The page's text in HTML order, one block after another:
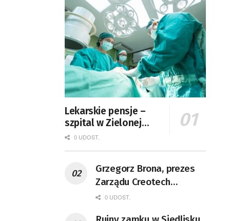
Lekarskie pensje –
szpital w Zielonej
Górze podaje dane
0 UDOST.
Grzegorz Brona, prezes
Zarządu Creotech
Instruments S.A. Fizyk,
0 UDOST.